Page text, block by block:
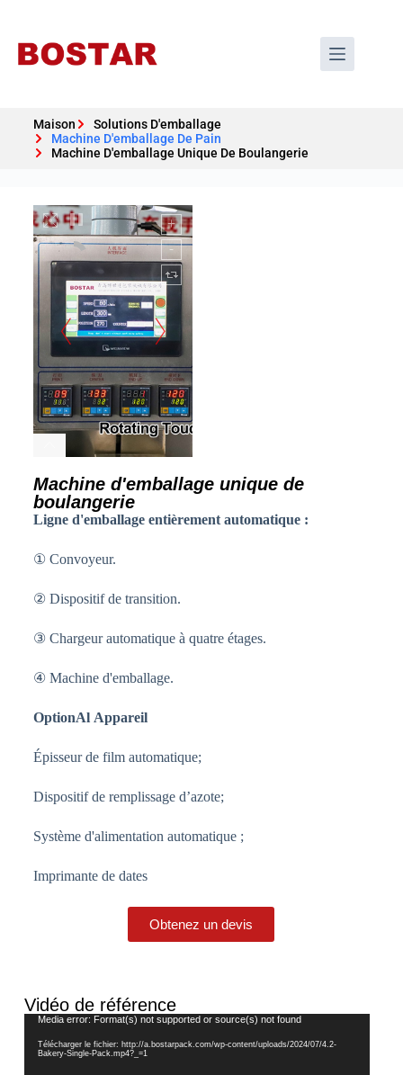
Maison
Solutions D'emballage
Machine D'emballage De Pain
Machine D'emballage Unique De Boulangerie
Machine d'emballage unique de
boulangerie
Ligne d'emballage entièrement automatique :
① Convoyeur.
② Dispositif de transition.
③ Chargeur automatique à quatre étages.
④ Machine d'emballage.
OptionAl Appareil
Épisseur de film automatique;
Dispositif de remplissage d’azote;
Système d'alimentation automatique ;
Imprimante de dates
Obtenez un devis
Vidéo de référence
Lecteur
Media error: Format(s) not supported or source(s) not found
Télécharger le fichier: http://a.bostarpack.com/wp-content/uploads/2024/07/4.2-
Bakery-Single-Pack.mp4?_=1